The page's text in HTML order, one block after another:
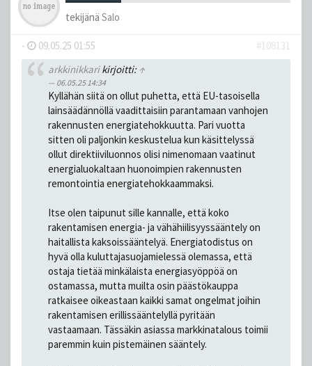
tekijänä Salo
- 09.05.25 01:55
#108131
arkkinikkarikirjoitti: ↑
06.05.25 14:34
Kyllähän siitä on ollut puhetta, että EU-tasoisella
lainsäädännöllä vaadittaisiin parantamaan vanhojen
rakennusten energiatehokkuutta. Pari vuotta
sitten oli paljonkin keskustelua kun käsittelyssä
ollut direktiiviluonnos olisi nimenomaan vaatinut
energialuokaltaan huonoimpien rakennusten
remontointia energiatehokkaammaksi.
Itse olen taipunut sille kannalle, että koko
rakentamisen energia- ja vähähiilisyyssääntely on
haitallista kaksoissääntelyä. Energiatodistus on
hyvä olla kuluttajasuojamielessä olemassa, että
ostaja tietää minkälaista energiasyöppöä on
ostamassa, mutta muilta osin päästökauppa
ratkaisee oikeastaan kaikki samat ongelmat joihin
rakentamisen erillissääntelyllä pyritään
vastaamaan. Tässäkin asiassa markkinatalous toimii
paremmin kuin pistemäinen sääntely.